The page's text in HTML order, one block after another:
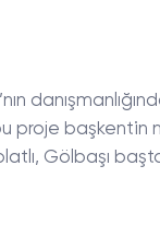
proje başkentin
Gölbaşı